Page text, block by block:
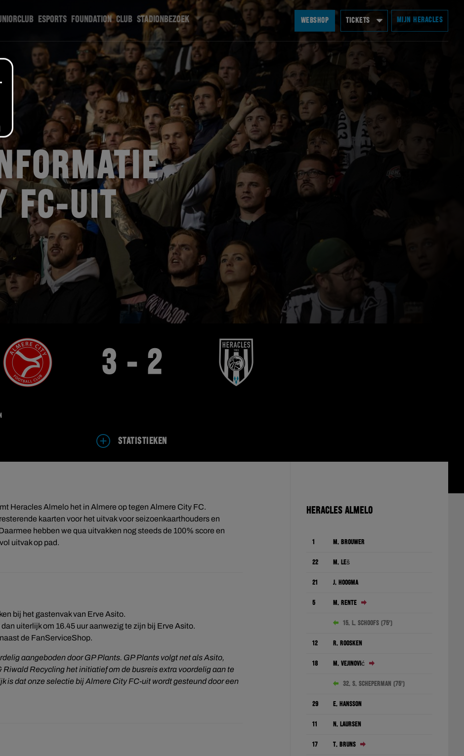
ESPORTS FOUNDATION CLUB STADIONBEZOEK WEBSHOP TICKETS MIJN HERACLES
FC-UIT
3 - 2
STATISTIEKEN
Heracles Almelo het in Almere op tegen Almere City FC.
kaarten voor het uitvak voor seizoenkaarthouders en
hebben we qua uitvakken nog steeds de 100% score en
uitvak op pad.
bij het gastenvak van Erve Asito.
uiterlijk om 16.45 uur aanwezig te zijn bij Erve Asito.
de FanServiceShop.
aangeboden door GP Plants. GP Plants volgt net als Asito,
Recycling het initiatief om de busreis extra voordelig aan te
is dat onze selectie bij Almere City FC-uit wordt gesteund door een
HERACLES ALMELO
1 M. Brouwer
22 M. Leš
21 J. Hoogma
5 M. Rente
15. L. Schoofs (75')
12 R. Roosken
18 M. Vejinović
32. S. Scheperman (75')
29 E. Hansson
11 N. Laursen
17 T. Bruns